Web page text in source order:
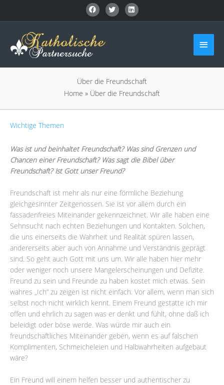
Über die Freundschaft
Home » Über die Freundschaft
Wichtige Themen
Was ist und beinhaltet Freundschaft? Was sind Grenzen und
Chancen einer Freundschaft? Was sagt die Bibel über
Freundschaft? Ist Gott unser Freund?
Freundschaft ist mehr als nur eine förmliche Beziehung
gleichgesinnter Zeitgenossen. Sie ist vor allem durch ein
fassadenfreies Miteinander gekennzeichnet. Wir alle haben eine
Sehnsucht nach echten Beziehungen und Kontakten. Solchen,
die uns einerseits die Wahrheit und Realität spüren lassen,
andererseits aber auch von Annahme und Verständnis geprägt
sind. So geht auch Gott mit uns um. Wir alle haben hier mehr
oder weniger noch unsere Mangelerscheinungen und Defizite.
Freund zu sein und Freunde zu haben kostet mich etwas. Sein
wahres „Ich“ zu zeigen ist nicht einfach. Vor allem, wenn man sich
selbst noch nicht wirklich kennt. Einem Freund gestatte ich mir
offen und ehrlich zu sagen was er denkt und fühlt, ohne daß ich
beleidigt oder böse werde. Was würde mir auch ein
freundschaftliches Miteinander geben, wenn es auf falschen
Komplimenten, Schmeicheleien und Halbwahrheiten aufgebaut
wäre?
Ein Freund will einem helfen besser und authentischer zu